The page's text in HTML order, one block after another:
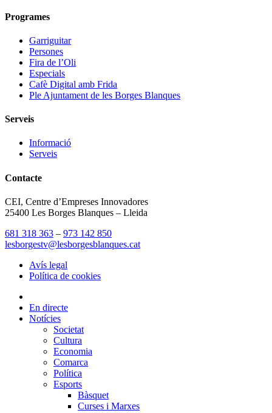
Programes
Garriguitar
Persones
Fira de l’Oli
Especials
Cafè Digital amb Frida
Ple Ajuntament de les Borges Blanques
Serveis
Informació
Serveis
Contacte
CEI, Centre d’Empreses Innovadores
25400 Les Borges Blanques – Lleida
681 318 363 – 973 142 850
lesborgestv@lesborgesblanques.cat
Avís legal
Política de cookies
En directe
Notícies
Societat
Cultura
Economia
Comarca
Política
Esports
Bàsquet
Curses i Marxes